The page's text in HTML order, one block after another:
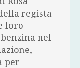
regista
loro
nel
per